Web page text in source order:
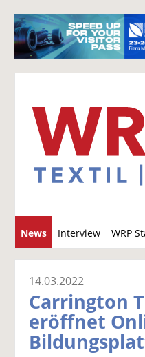
News Interview WRP
14.03.2022
Carrington
eröffnet